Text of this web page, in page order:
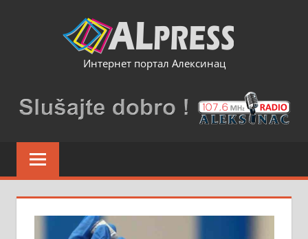
Интернет портал Алексинац